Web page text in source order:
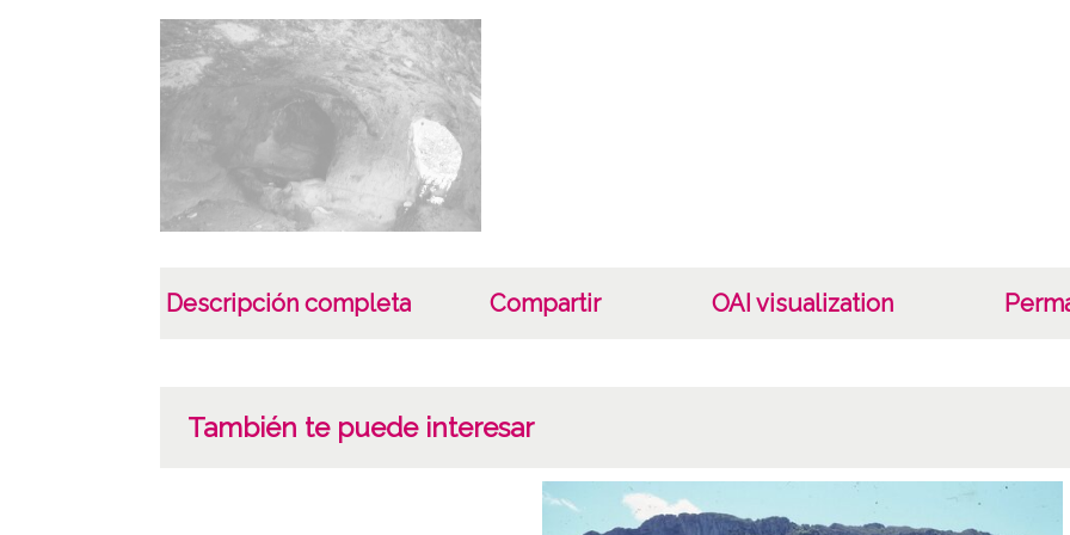
Descripción completa Compartir OAI visualization
También te puede interesar